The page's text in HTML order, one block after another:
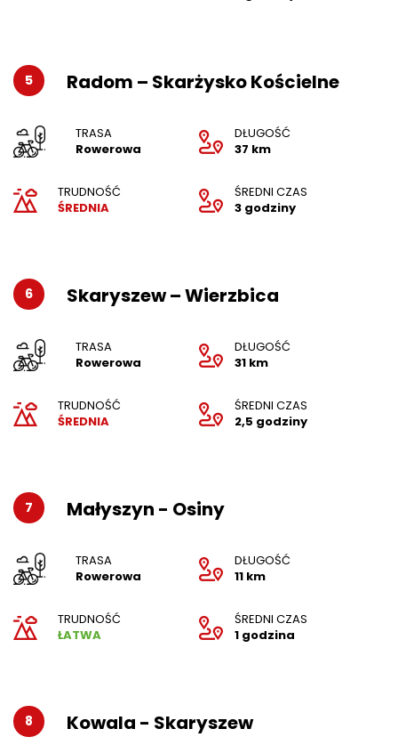
5 Radom – Skarżysko Kościelne
TRASA
Rowerowa
DŁUGOŚĆ
37 km
TRUDNOŚĆ
ŚREDNIA
ŚREDNI CZAS
3 godziny
6 Skaryszew – Wierzbica
TRASA
Rowerowa
DŁUGOŚĆ
31 km
TRUDNOŚĆ
ŚREDNIA
ŚREDNI CZAS
2,5 godziny
7 Małyszyn - Osiny
TRASA
Rowerowa
DŁUGOŚĆ
11 km
TRUDNOŚĆ
ŁATWA
ŚREDNI CZAS
1 godzina
8 Kowala - Skaryszew